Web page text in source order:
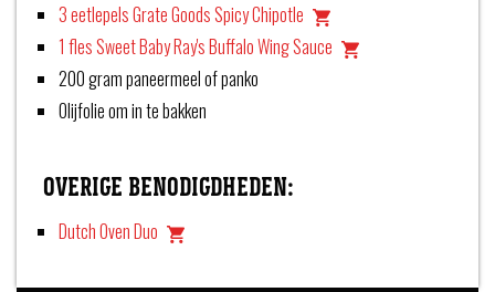
3 eetlepels Grate Goods Spicy Chipotle
1 fles Sweet Baby Ray's Buffalo Wing Sauce
200 gram paneermeel of panko
Olijfolie om in te bakken
OVERIGE BENODIGDHEDEN:
Dutch Oven Duo